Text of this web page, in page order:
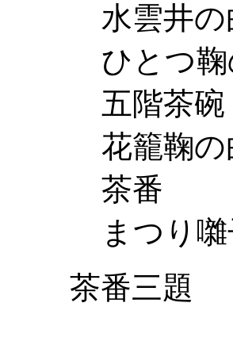
水雲
ひと
五階
花籠鞠
茶番
まつ
茶番三